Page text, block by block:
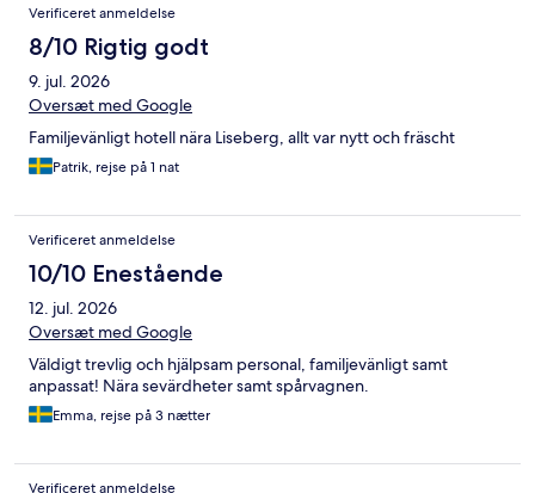
Verificeret anmeldelse
8/10 Rigtig godt
9. jul. 2026
Oversæt med Google
Familjevänligt hotell nära Liseberg, allt var nytt och fräscht
Patrik, rejse på 1 nat
Verificeret anmeldelse
10/10 Enestående
12. jul. 2026
Oversæt med Google
Väldigt trevlig och hjälpsam personal, familjevänligt samt
anpassat! Nära sevärdheter samt spårvagnen.
Emma, rejse på 3 nætter
Verificeret anmeldelse